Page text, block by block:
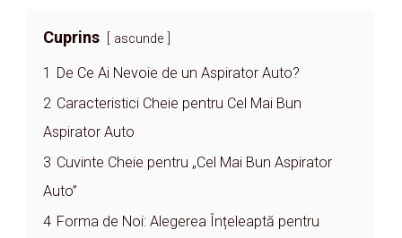
Cuprins ascunde
1 De Ce Ai Nevoie de un Aspirator Auto?
2 Caracteristici Cheie pentru Cel Mai Bun
Aspirator Auto
3 Cuvinte Cheie pentru „Cel Mai Bun Aspirator
Auto”
4 Forma de Noi: Alegerea Înțeleaptă pentru